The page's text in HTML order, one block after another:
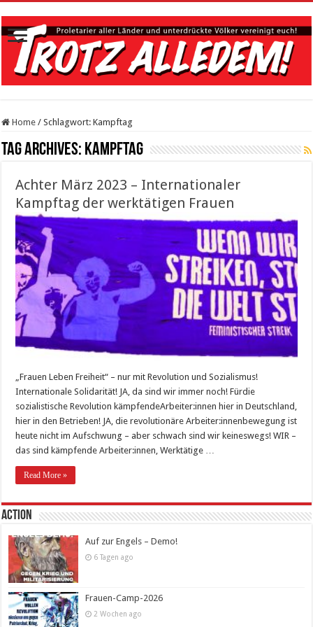
Home / Schlagwort:Kampftag
Tag Archives: Kampftag
Achter März 2023 – Internationaler
Kampftag der werktätigen Frauen
„Frauen Leben Freiheit“ – nur mit Revolution und Sozialismus!
Internationale Solidarität! JA, da sind wir immer noch! Fürdie
sozialistische Revolution kämpfendeArbeiter:innen hier in Deutschland,
hier in den Betrieben! JA, die revolutionäre Arbeiter:innenbewegung ist
heute nicht im Aufschwung – aber schwach sind wir keineswegs! WIR –
das sind kämpfende Arbeiter:innen, Werktätige …
Read More »
Action
Auf zur Engels – Demo!
6 Tagen ago
Frauen-Camp-2026
2 Wochen ago